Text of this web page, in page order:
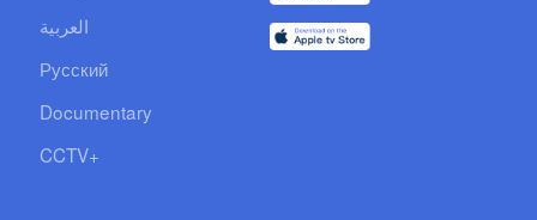
العربية
Русский
Documentary
CCTV+